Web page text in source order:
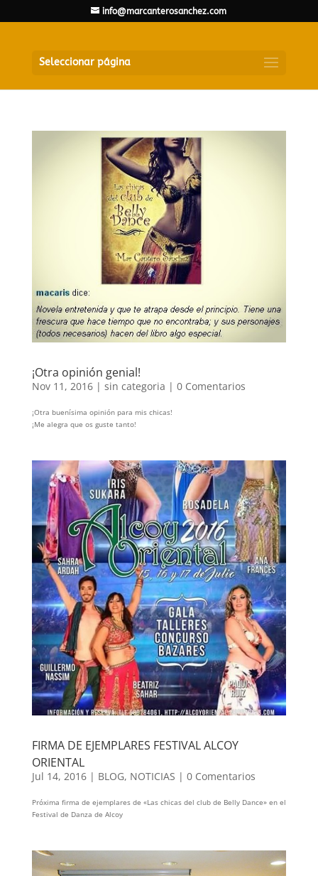
info@marcanterosanchez.com
Seleccionar página
¡Otra opinión genial!
Nov 11, 2016| sin categoria | 0 Comentarios
¡Otra buenísima opinión para mis chicas!
¡Me alegra que os guste tanto!
FIRMA DE EJEMPLARES FESTIVAL ALCOY
ORIENTAL
Jul 14, 2016| BLOG, NOTICIAS | 0 Comentarios
Próxima firma de ejemplares de «Las chicas del club de Belly Dance» en el
Festival de Danza de Alcoy